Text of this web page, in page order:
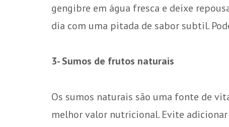
gengibre em água fresca e deixe
dia com uma pitada de sabor subtil.
3- Sumos de frutos naturais
Os sumos naturais são uma fonte de
melhor valor nutricional. Evite